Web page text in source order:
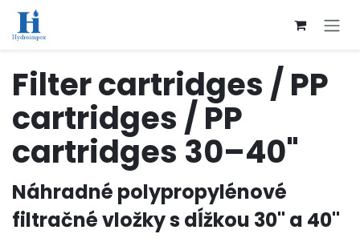
Přejít na obsah
Filter cartridges / PP
cartridges / PP
cartridges 30–40"
Náhradné polypropylénové
filtračné vložky s dĺžkou 30" a 40"